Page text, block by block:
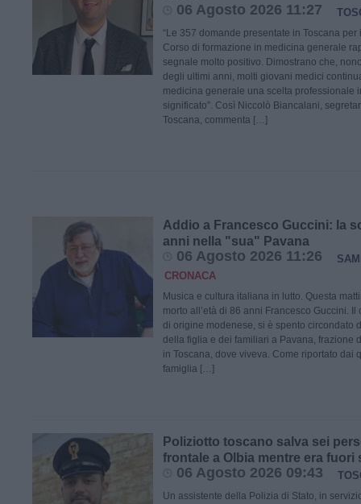
06 Agosto 2026 11:27
“Le 357 domande presentate in Toscana
Corso di formazione in medicina generale
segnale molto positivo. Dimostrano che,
degli ultimi anni, molti giovani medici
medicina generale una scelta professionale
significato”. Così Niccolò Biancalani,
Toscana, commenta […]
Addio a Francesco Guccini: la
anni nella "sua" Pavana
06 Agosto 2026 11:26
CRONACA
Musica e cultura italiana in lutto. Questa
morto all’età di 86 anni Francesco Guccini. Il
di origine modenese, si è spento circondato
della figlia e dei familiari a Pavana, frazione
in Toscana, dove viveva. Come riportato dai
famiglia […]
Poliziotto toscano salva sei
frontale a Olbia mentre era fuori
06 Agosto 2026 09:43
Un assistente della Polizia di Stato, in